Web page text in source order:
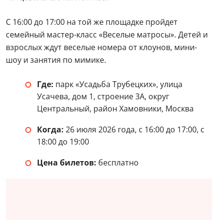
Цена билетов:бесплатно